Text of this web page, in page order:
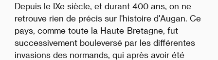
Depuis le IXe siècle, et durant 400 ans, on ne
retrouve rien de précis sur l'histoire d'Augan. Ce
pays, comme toute la Haute-Bretagne, fut
successivement bouleversé par les différentes
invasions des normands, qui après avoir été